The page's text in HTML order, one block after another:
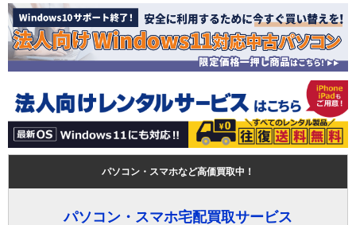
パソコン・スマホなど高価買取中！
パソコン・スマホ宅配買取サービス